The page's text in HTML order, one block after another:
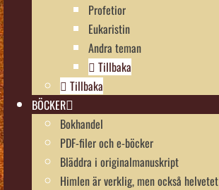
Profetior
Eukaristin
Andra teman
Tillbaka
Tillbaka
BÖCKER
Bokhandel
PDF-filer och e-böcker
Bläddra i originalmanuskript
Himlen är verklig, men också helvetet